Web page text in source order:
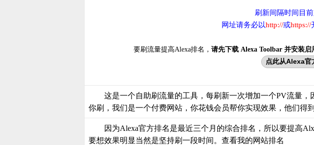
刷新间隔时间目
网址请务必以http://或https://
要刷流量提高Alexa排名， 请先下载 Alexa Toolbar 并安装启
点此从Alexa
这是一个自助刷流量的工具，每刷新一次增加一个PV流量
你刷，我们是一个付费网站，你花钱会员帮你实现效果，他们得到
因为Alexa官方排名是最近三个月的综合排名，所以要提高
要想效果明显当然是坚持刷一段时间。 查看我的网站排名